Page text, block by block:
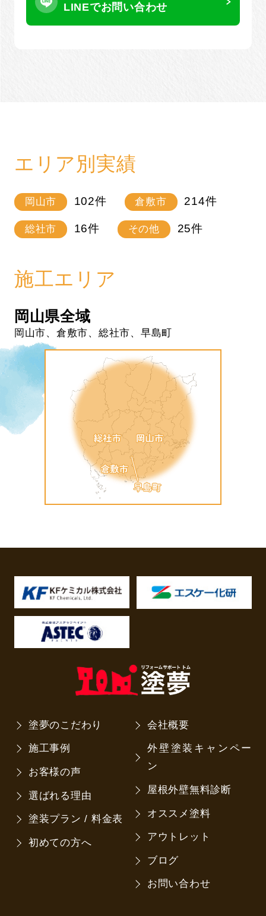
LINEでお問い合わせ
エリア別実績
岡山市 102件 倉敷市 214件
総社市 16件 その他 25件
施工エリア
岡山県全域
岡山市、倉敷市、総社市、早島町
塗夢のこだわり
施工事例
お客様の声
選ばれる理由
塗装プラン / 料金表
初めての方へ
会社概要
外壁塗装キャンペー
ン
屋根外壁無料診断
オススメ塗料
アウトレット
ブログ
お問い合わせ